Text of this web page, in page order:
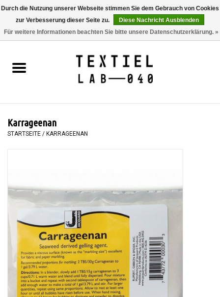
0 Artikel - €0,00
BÜCHER
MALEN
WORKSHOPS
WERKZEUGE
Karrageenan
STARTSEITE / KARRAGEENAN
Durch die Nutzung unserer Webseite stimmen Sie dem Gebrauch von Cookies
zur Verbesserung dieser Seite zu.
Diese Nachricht Ausblenden
Für weitere Informationen beachten Sie bitte unsere Datenschutzerklärung. »